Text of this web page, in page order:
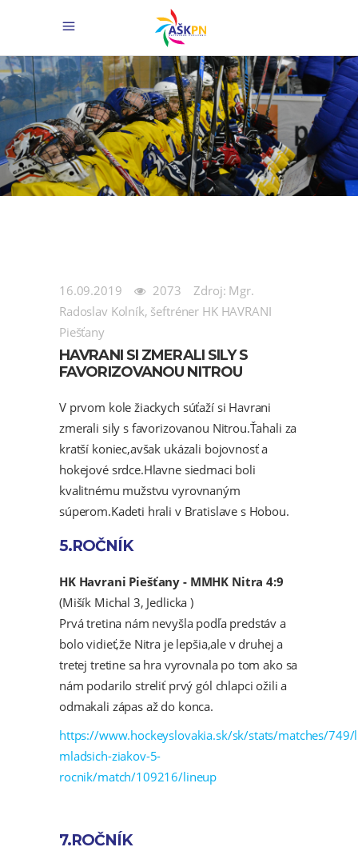
16.09.2019 2073
Zdroj: Mgr.
Radoslav Kolník, šeftréner HK HAVRANI
Piešťany
HAVRANI SI ZMERALI SILY S
FAVORIZOVANOU NITROU
V prvom kole žiackych súťaží si Havrani
zmerali sily s favorizovanou Nitrou.Ťahali za
kratší koniec,avšak ukázali bojovnosť a
hokejové srdce.Hlavne siedmaci boli
kvalitnému mužstvu vyrovnaným
súperom.Kadeti hrali v Bratislave s Hobou.
5.ROČNÍK
HK Havrani Piešťany - MMHK Nitra 4:9
(Mišík Michal 3, Jedlicka )
Prvá tretina nám nevyšla podľa predstáv a
bolo vidieť,že Nitra je lepšia,ale v druhej a
tretej tretine sa hra vyrovnala po tom ako sa
nám podarilo streliť prvý gól chlapci ožili a
odmakali zápas až do konca.
https://www.hockeyslovakia.sk/sk/stats/matches/749/
mladsich-ziakov-5-
rocnik/match/109216/lineup
7.ROČNÍK